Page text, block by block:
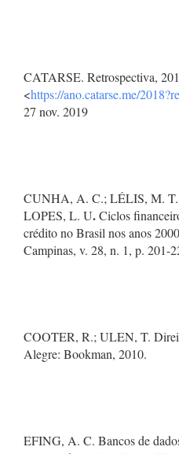
CATARSE. Retrospectiva,
<https://ano.catarse.me/
27 nov. 2019
CUNHA, A. C.; LÉLIS, M. T.
LOPES, L. U.Ciclos
crédito no Brasil nos anos
Campinas, v. 28, n. 1, p. 201-
COOTER, R.; ULEN, T.
Alegre: Bookman, 2010.
EFING, A. C. Bancos de